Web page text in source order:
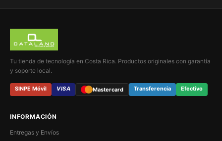
Tu tienda de tecnología en Costa Rica. Productos originales con garantía
y soporte local.
SINPE Móvil VISA Mastercard Transferencia Efectivo
INFORMACIÓN
Entregas y Envíos